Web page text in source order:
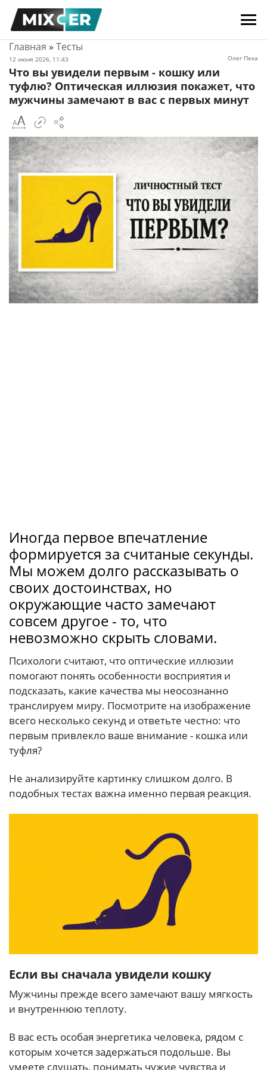
Главная » Тесты
12 июня 2026, 11:43 Олег Пека
Что вы увидели первым - кошку или
туфлю? Оптическая иллюзия покажет, что
мужчины замечают в вас с первых минут
Иногда первое впечатление
формируется за считаные секунды.
Мы можем долго рассказывать о
своих достоинствах, но
окружающие часто замечают
совсем другое - то, что
невозможно скрыть словами.
Психологи считают, что оптические иллюзии
помогают понять особенности восприятия и
подсказать, какие качества мы неосознанно
транслируем миру. Посмотрите на изображение
всего несколько секунд и ответьте честно: что
первым привлекло ваше внимание - кошка или
туфля?
Не анализируйте картинку слишком долго. В
подобных тестах важна именно первая реакция.
Если вы сначала увидели кошку
Мужчины прежде всего замечают вашу мягкость
и внутреннюю теплоту.
В вас есть особая энергетика человека, рядом с
которым хочется задержаться подольше. Вы
умеете слушать, понимать чужие чувства и